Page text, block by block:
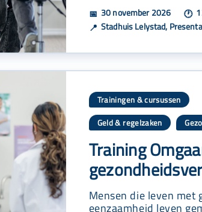
📅 30 november 2026 🕐
📍 Stadhuis Lelystad,
Trainingen & cursussen
Geld & regelzaken
,
Training
Mensen die leven met
eenzaamheid leven